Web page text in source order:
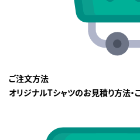
ご注文方法
オリジナルTシャツのお見積り方法・